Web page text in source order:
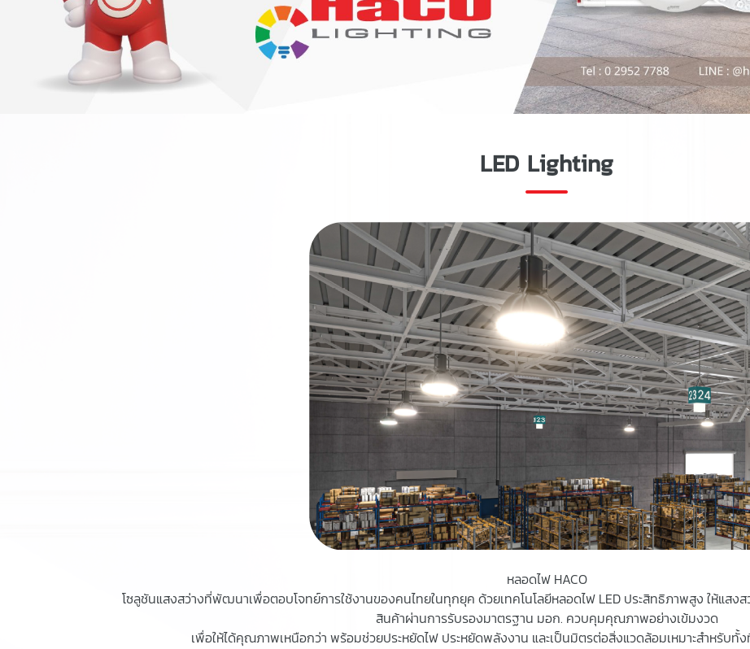
LED Lighting
หลอดไฟ HACO
โซลูชันแสงสว่างที่พัฒนาเพื่อตอบโจทย์การใช้งานของคนไทยในทุกยุค ด้วยเทคโนโลยีหลอดไฟ LED ประสิทธิภาพสูง ให้แสงส
สินค้าผ่านการรับรองมาตรฐาน มอก. ควบคุมคุณภาพอย่างเข้มงวด
เพื่อให้ได้คุณภาพเหนือกว่า พร้อมช่วยประหยัดไฟ ประหยัดพลังงาน และเป็นมิตรต่อสิ่งแวดล้อมเหมาะสำหรับทั้